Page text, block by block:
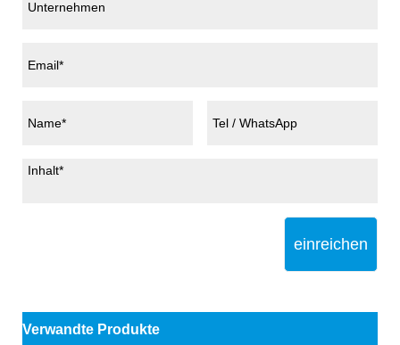
einreichen
Verwandte Produkte